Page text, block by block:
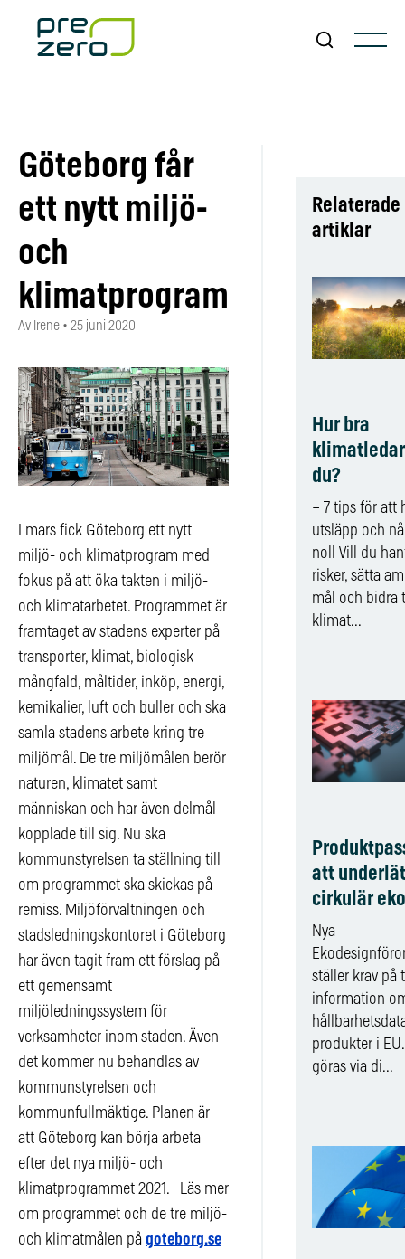
Göteborg får
ett nytt miljö-
och
klimatprogram
Av Irene • 25 juni 2020
I mars fick Göteborg ett nytt
miljö- och klimatprogram med
fokus på att öka takten i miljö-
och klimatarbetet. Programmet är
framtaget av stadens experter på
transporter, klimat, biologisk
mångfald, måltider, inköp, energi,
kemikalier, luft och buller och ska
samla stadens arbete kring tre
miljömål. De tre miljömålen berör
naturen, klimatet samt
människan och har även delmål
kopplade till sig. Nu ska
kommunstyrelsen ta ställning till
om programmet ska skickas på
remiss. Miljöförvaltningen och
stadsledningskontoret i Göteborg
har även tagit fram ett förslag på
ett gemensamt
miljöledningssystem för
verksamheter inom staden. Även
det kommer nu behandlas av
kommunstyrelsen och
kommunfullmäktige. Planen är
att Göteborg kan börja arbeta
efter det nya miljö- och
klimatprogrammet 2021. Läs mer
om programmet och de tre miljö-
och klimatmålen på goteborg.se
Relaterade
artiklar
Hur bra
du?
– 7 tips för att
utsläpp och
noll Vill du
risker, sätta
mål och bidra
klimat...
att
cirkulär
Nya
ställer krav på
information
produkter i
göras via di...